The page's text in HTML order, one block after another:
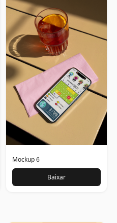
Mockup 6
Baixar